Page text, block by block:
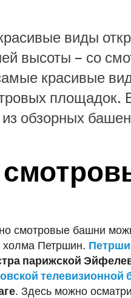
виды
высоты – со
красивые
площадок.
обзорных
смотровые башни
холма Петршин.
парижской
телевизионной
. Здесь можно